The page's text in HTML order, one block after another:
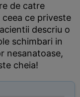
de catre
ce priveste
descriu o
schimbari in
nesanatoase,
cheia!